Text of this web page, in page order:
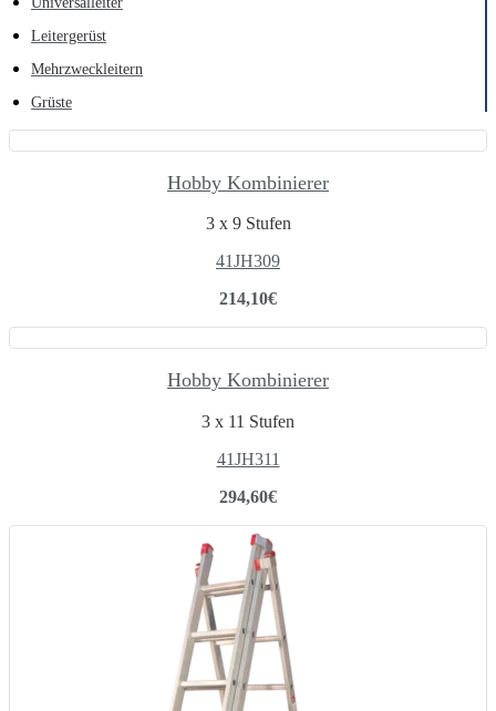
Leitergerüst
Mehrzweckleitern
Grüste
Hobby Kombinierer
3 x 9 Stufen
41JH309
214,10€
Hobby Kombinierer
3 x 11 Stufen
41JH311
294,60€